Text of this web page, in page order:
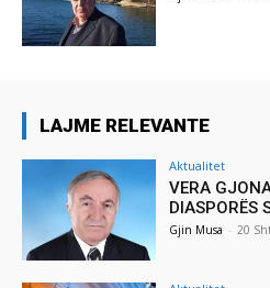
LAJME RELEVANTE
Aktualitet
VERA
DIASPORËS
Gjin Musa - 20